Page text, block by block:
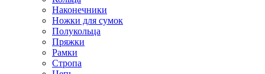
Наконечники
Ножки для сумок
Полукольца
Пряжки
Рамки
Стропа